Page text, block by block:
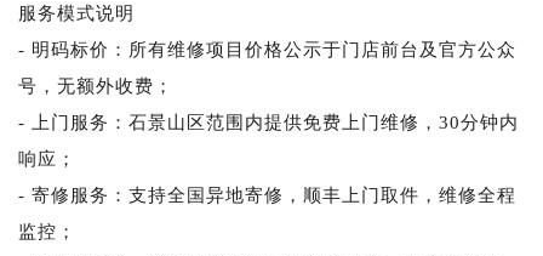
服务模式说明
- 明码标价：所有维修项目价格公示于门店前台及官方公众
号，无额外收费；
- 上门服务：石景山区范围内提供免费上门维修，30分钟内
响应；
- 寄修服务：支持全国异地寄修，顺丰上门取件，维修全程
监控；